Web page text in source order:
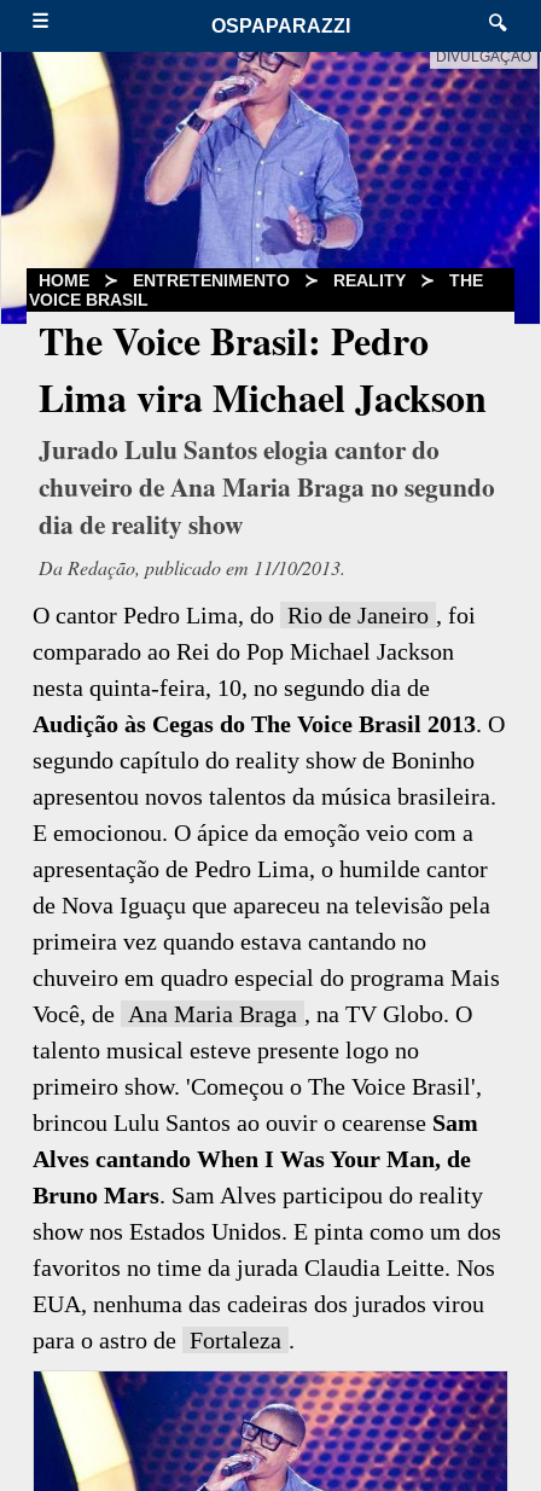
☰ OSPAPARAZZI 🔍
DIVULGAÇÃO
HOME ≻ ENTRETENIMENTO ≻ REALITY ≻
THE
VOICE BRASIL
The Voice Brasil: Pedro
Lima vira Michael Jackson
Jurado Lulu Santos elogia cantor do
chuveiro de Ana Maria Braga no segundo
dia de reality show
Da Redação, publicado em 11/10/2013.
O cantor Pedro Lima, do Rio de Janeiro , foi
comparado ao Rei do Pop Michael Jackson
nesta quinta-feira, 10, no segundo dia de
Audição às Cegas do The Voice Brasil 2013. O
segundo capítulo do reality show de Boninho
apresentou novos talentos da música brasileira.
E emocionou. O ápice da emoção veio com a
apresentação de Pedro Lima, o humilde cantor
de Nova Iguaçu que apareceu na televisão pela
primeira vez quando estava cantando no
chuveiro em quadro especial do programa Mais
Você, de Ana Maria Braga , na TV Globo. O
talento musical esteve presente logo no
primeiro show. 'Começou o The Voice Brasil',
brincou Lulu Santos ao ouvir o cearense Sam
Alves cantando When I Was Your Man, de
Bruno Mars. Sam Alves participou do reality
show nos Estados Unidos. E pinta como um dos
favoritos no time da jurada Claudia Leitte. Nos
EUA, nenhuma das cadeiras dos jurados virou
para o astro de Fortaleza .